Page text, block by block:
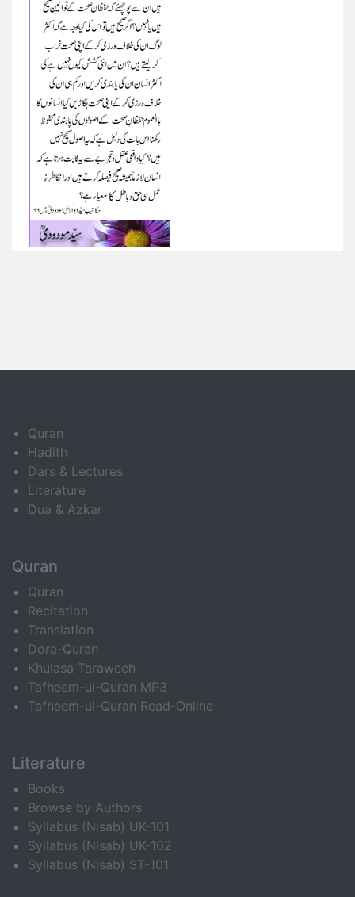
Quran
Hadith
Dars & Lectures
Literature
Dua & Azkar
Quran
Quran
Recitation
Translation
Dora-Quran
Khulasa Taraweeh
Tafheem-ul-Quran MP3
Tafheem-ul-Quran Read-Online
Literature
Books
Browse by Authors
Syllabus (Nisab) UK-101
Syllabus (Nisab) UK-102
Syllabus (Nisab) ST-101